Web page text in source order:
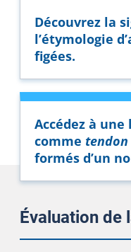
Découvrez la
l’étymologie
figées.
Accédez à
comme tendon
formés d’un
Évaluation de